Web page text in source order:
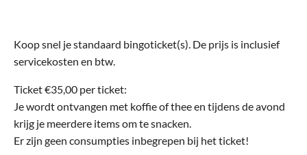
Koop snel je standaard bingoticket(s). De prijs is inclusief
servicekosten en btw.
Ticket €35,00 per ticket:
Je wordt ontvangen met koffie of thee en tijdens de avond
krijg je meerdere items om te snacken.
Er zijn geen consumpties inbegrepen bij het ticket!